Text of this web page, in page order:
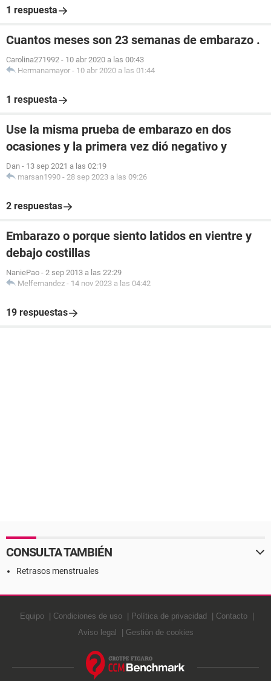
1 respuesta
Cuantos meses son 23 semanas de embarazo .
Carolina271992 - 10 abr 2020 a las 00:43
Hermanamayor - 10 abr 2020 a las 01:44
1 respuesta
Use la misma prueba de embarazo en dos
ocasiones y la primera vez dió negativo y
Dan - 13 sep 2021 a las 02:19
marsan1990 - 28 sep 2023 a las 09:26
2 respuestas
Embarazo o porque siento latidos en vientre y
debajo costillas
NaniePao - 2 sep 2013 a las 22:29
Melfernandez - 14 nov 2023 a las 04:42
19 respuestas
CONSULTA TAMBIÉN
Retrasos menstruales
Equipo Condiciones de uso Política de privacidad
Contacto
Aviso legal
Gestión de cookies